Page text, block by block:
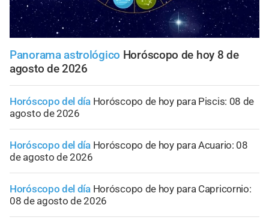
Panorama astrológico Horóscopo de hoy 8 de
agosto de 2026
Horóscopo del día Horóscopo de hoy para Piscis: 08 de
agosto de 2026
Horóscopo del día Horóscopo de hoy para Acuario: 08
de agosto de 2026
Horóscopo del día Horóscopo de hoy para Capricornio:
08 de agosto de 2026